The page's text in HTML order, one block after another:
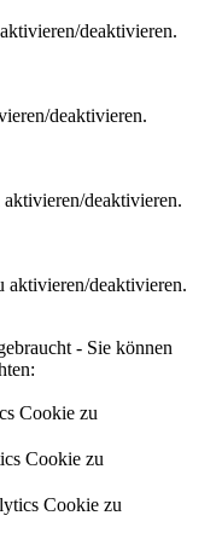
deaktivieren.
deaktivieren.
deaktivieren.
aktivieren/deaktivieren.
- Sie können
Cookie zu
Cookie zu
Cookie zu